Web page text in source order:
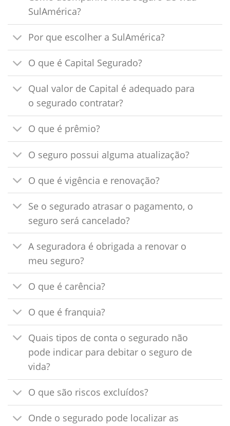
SulAmérica?
Por que escolher a SulAmérica?
O que é Capital Segurado?
Qual valor de Capital é adequado para
o segurado contratar?
O que é prêmio?
O seguro possui alguma atualização?
O que é vigência e renovação?
Se o segurado atrasar o pagamento, o
seguro será cancelado?
A seguradora é obrigada a renovar o
meu seguro?
O que é carência?
O que é franquia?
Quais tipos de conta o segurado não
pode indicar para debitar o seguro de
vida?
O que são riscos excluídos?
Onde o segurado pode localizar as